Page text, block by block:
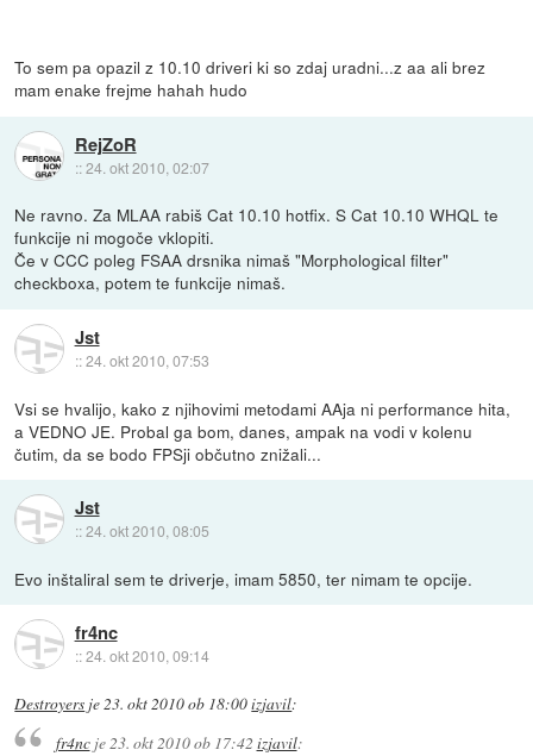
To sem pa opazil z 10.10 driveri ki so zdaj uradni...z aa ali brez
mam enake frejme hahah hudo
RejZoR
::24. okt 2010, 02:07
Ne ravno. Za MLAA rabiš Cat 10.10 hotfix. S Cat 10.10 WHQL te
funkcije ni mogoče vklopiti.
Če v CCC poleg FSAA drsnika nimaš "Morphological filter"
checkboxa, potem te funkcije nimaš.
Jst
::24. okt 2010, 07:53
Vsi se hvalijo, kako z njihovimi metodami AAja ni performance hita,
a VEDNO JE. Probal ga bom, danes, ampak na vodi v kolenu
čutim, da se bodo FPSji občutno znižali...
Jst
::24. okt 2010, 08:05
Evo inštaliral sem te driverje, imam 5850, ter nimam te opcije.
fr4nc
::24. okt 2010, 09:14
Destroyers je 23. okt 2010 ob 18:00izjavil:
fr4ncje23. okt 2010 ob 17:42 izjavil: